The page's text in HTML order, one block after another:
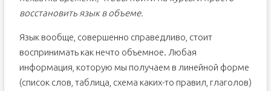
восстановить язык в объеме.
Язык вообще, совершенно справедливо, стоит
воспринимать как нечто объемное. Любая
информация, которую мы получаем в линейной форме
(список слов, таблица, схема каких-то правил, глаголов)